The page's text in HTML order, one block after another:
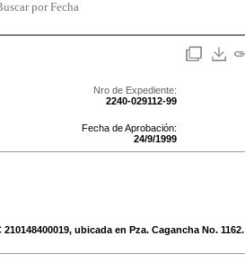
por Fecha
Nro de Expediente:
2240-029112-99
Fecha de Aprobación:
24/9/1999
ubicada en Pza. Cagancha No. 1162.